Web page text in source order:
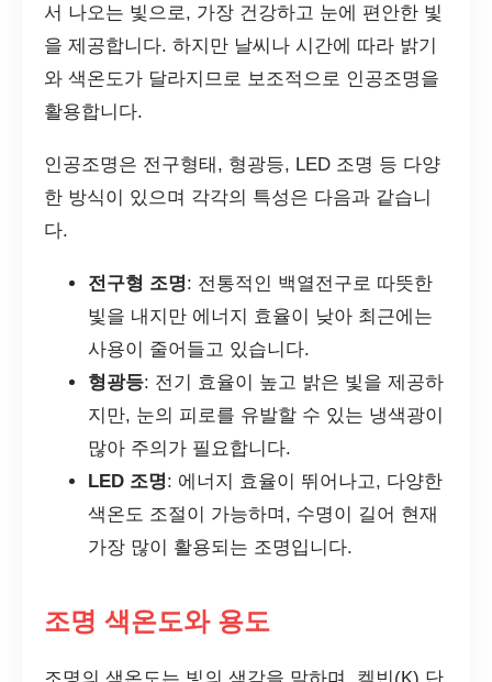
서 나오는 빛으로, 가장 건강하고 눈에 편안한 빛
을 제공합니다. 하지만 날씨나 시간에 따라 밝기
와 색온도가 달라지므로 보조적으로 인공조명을
활용합니다.
인공조명은 전구형태, 형광등, LED 조명 등 다양
한 방식이 있으며 각각의 특성은 다음과 같습니
다.
전구형 조명: 전통적인 백열전구로 따뜻한
빛을 내지만 에너지 효율이 낮아 최근에는
사용이 줄어들고 있습니다.
형광등: 전기 효율이 높고 밝은 빛을 제공하
지만, 눈의 피로를 유발할 수 있는 냉색광이
많아 주의가 필요합니다.
LED 조명: 에너지 효율이 뛰어나고, 다양한
색온도 조절이 가능하며, 수명이 길어 현재
가장 많이 활용되는 조명입니다.
조명 색온도와 용도